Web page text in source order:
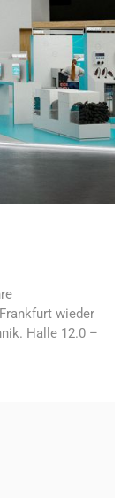
wieder
Halle 12.0 –